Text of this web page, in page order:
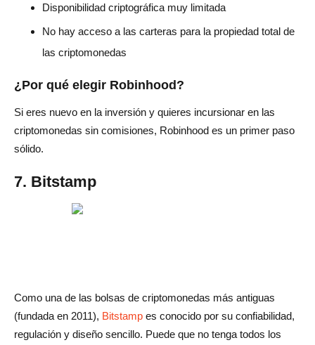
Disponibilidad criptográfica muy limitada
No hay acceso a las carteras para la propiedad total de
las criptomonedas
¿Por qué elegir Robinhood?
Si eres nuevo en la inversión y quieres incursionar en las
criptomonedas sin comisiones, Robinhood es un primer paso
sólido.
7. Bitstamp
Como una de las bolsas de criptomonedas más antiguas
(fundada en 2011), Bitstamp es conocido por su confiabilidad,
regulación y diseño sencillo. Puede que no tenga todos los